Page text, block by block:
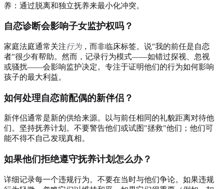
养：通过脱离和独立抚养来最小化冲突。
自恋诊断会影响子女监护权吗？
家庭法庭通常关注行为，而非临床标签。说"我的前任是自恋
者"很少有帮助。然而，记录行为模式——如错过探视、忽视
或骚扰——会影响监护决定。专注于证明他们的行为如何影响
孩子的最大利益。
如何处理自恋前配偶的新伴侣？
新伴侣通常是新的供给来源。以与前任相同的礼貌距离对待他
们。坚持抚养计划。不要警告他们或试图"拯救"他们；他们可
能不得不自己发现真相。
如果他们拒绝遵守抚养计划怎么办？
详细记录每一个违规行为。不要在当时与他们争论。如果违规